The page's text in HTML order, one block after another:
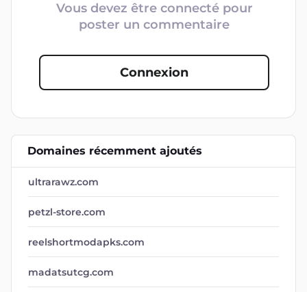
Vous devez être connecté pour
poster un commentaire
Connexion
Domaines récemment ajoutés
ultrarawz.com
petzl-store.com
reelshortmodapks.com
madatsutcg.com